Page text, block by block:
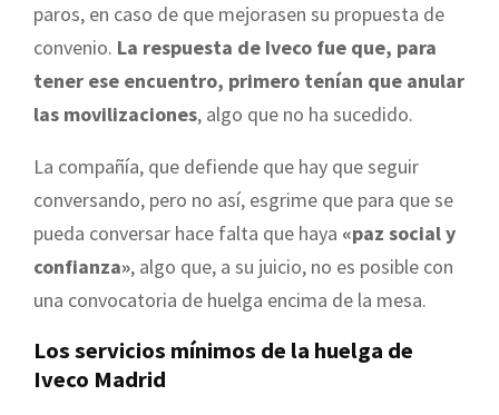
paros, en caso de que mejorasen su propuesta de
convenio. La respuesta de Iveco fue que, para
tener ese encuentro, primero tenían que anular
las movilizaciones, algo que no ha sucedido.
La compañía, que defiende que hay que seguir
conversando, pero no así, esgrime que para que se
pueda conversar hace falta que haya «paz social y
confianza», algo que, a su juicio, no es posible con
una convocatoria de huelga encima de la mesa.
Los servicios mínimos de la huelga de
Iveco Madrid